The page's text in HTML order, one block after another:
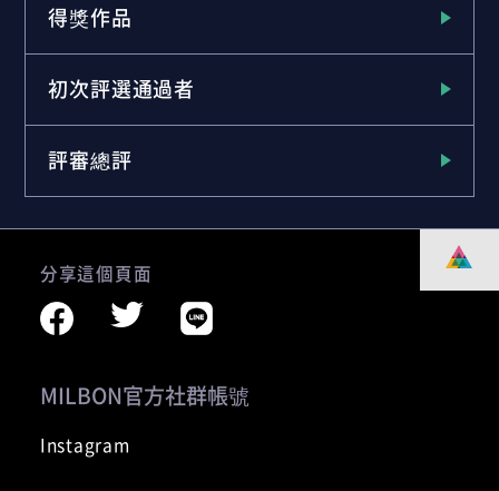
得獎作品
初次評選通過者
評審總評
分享這個頁面
MILBON官方社群帳號
Instagram